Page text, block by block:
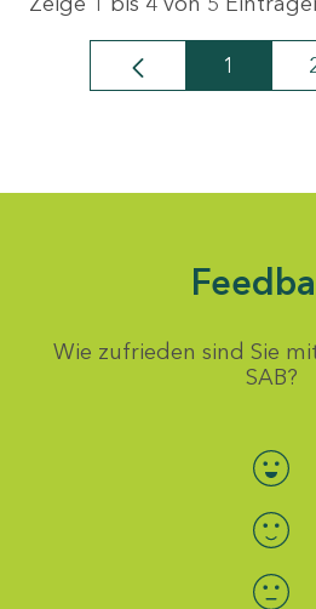
Seite
1
Wie zufrieden sind Sie
SAB?